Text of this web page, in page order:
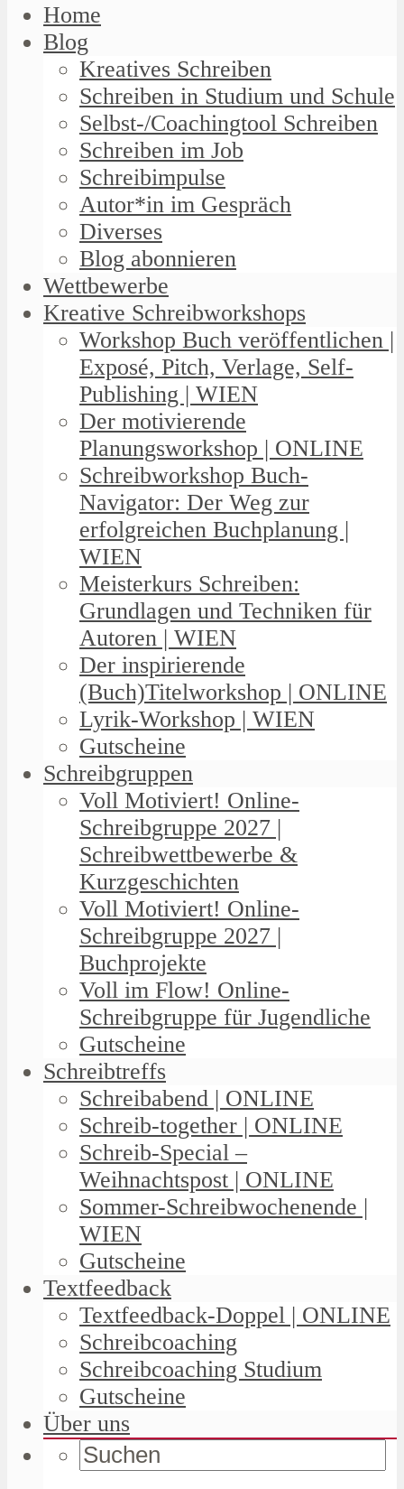
Home
Blog
Kreatives Schreiben
Schreiben in Studium und Schule
Selbst-/Coachingtool Schreiben
Schreiben im Job
Schreibimpulse
Autor*in im Gespräch
Diverses
Blog abonnieren
Wettbewerbe
Kreative Schreibworkshops
Workshop Buch veröffentlichen |
Exposé, Pitch, Verlage, Self-
Publishing | WIEN
Der motivierende
Planungsworkshop | ONLINE
Schreibworkshop Buch-
Navigator: Der Weg zur
erfolgreichen Buchplanung |
WIEN
Meisterkurs Schreiben:
Grundlagen und Techniken für
Autoren | WIEN
Der inspirierende
(Buch)Titelworkshop | ONLINE
Lyrik-Workshop | WIEN
Gutscheine
Schreibgruppen
Voll Motiviert! Online-
Schreibgruppe 2027 |
Schreibwettbewerbe &
Kurzgeschichten
Voll Motiviert! Online-
Schreibgruppe 2027 |
Buchprojekte
Voll im Flow! Online-
Schreibgruppe für Jugendliche
Gutscheine
Schreibtreffs
Schreibabend | ONLINE
Schreib-together | ONLINE
Schreib-Special –
Weihnachtspost | ONLINE
Sommer-Schreibwochenende |
WIEN
Gutscheine
Textfeedback
Textfeedback-Doppel | ONLINE
Schreibcoaching
Schreibcoaching Studium
Gutscheine
Über uns